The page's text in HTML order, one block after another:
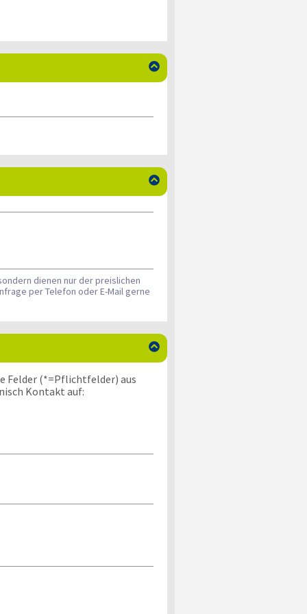


dienen nur der preislichen
per Telefon oder E-Mail gerne

Felder (*=Pflichtfelder) aus
Kontakt auf: